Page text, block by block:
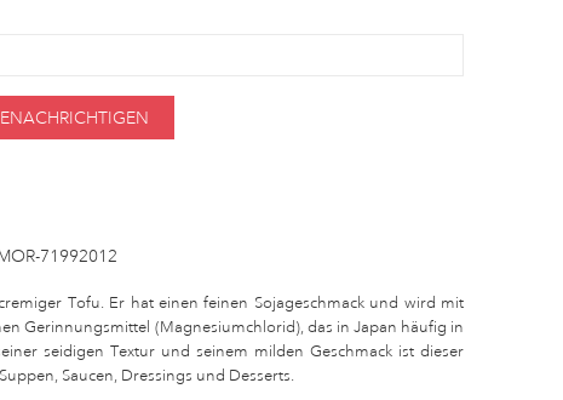
71992012
Tofu. Er hat einen feinen Sojageschmack und wird mit
Gerinnungsmittel (Magnesiumchlorid), das in Japan häufig in
seidigen Textur und seinem milden Geschmack ist dieser
Saucen, Dressings und Desserts.